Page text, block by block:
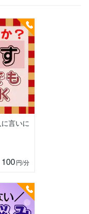
言いに
100円/分